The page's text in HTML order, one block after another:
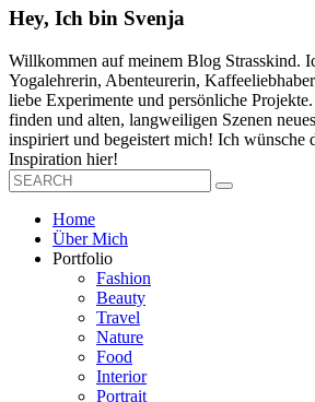
Hey, Ich bin Svenja
Willkommen auf meinem Blog Strasskind.
Yogalehrerin, Abenteurerin,
liebe Experimente und persönliche
finden und alten, langweiligen Szenen
inspiriert und begeistert mich! Ich wünsche
Inspiration hier!
Home
Über Mich
Portfolio
Fashion
Beauty
Travel
Nature
Food
Interior
Portrait